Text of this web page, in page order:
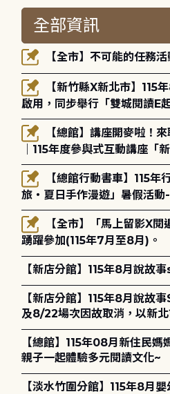
【全市】不可能的任務活
啟用，同步舉行「雙城閱讀E
躍參加(115年8月3日至10月4
｜115年度參與式互動講座「
場！
旅・夏日手作漫遊」暑假活
報名
踴躍參加(115年7月至8月)。
【新店分館】115年8月說故
【新店分館】115年8月說故
及8/22場次因故取消，以新
主)
【總館】115年08月新住民媽
親子一起體驗多元閱讀文化~
【淡水竹圍分館】115年8月